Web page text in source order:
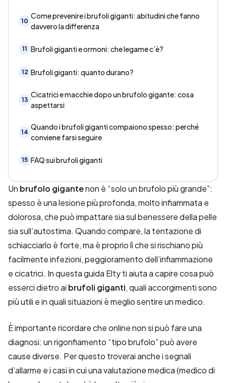
10
Come prevenire i brufoli giganti: abitudini che fanno
davvero la differenza
11 Brufoli giganti e ormoni: che legame c’è?
12 Brufoli giganti: quanto durano?
13
Cicatrici e macchie dopo un brufolo gigante: cosa
aspettarsi
14
Quando i brufoli giganti compaiono spesso: perché
conviene farsi seguire
15 FAQ sui brufoli giganti
Un brufolo gigantenon è “solo un brufolo più grande”:
spesso è una lesione più profonda, molto infiammata e
dolorosa, che può impattare sia sul benessere della pelle
sia sull’autostima. Quando compare, la tentazione di
schiacciarlo è forte, ma è proprio lì che si rischiano più
facilmente infezioni, peggioramento dell’infiammazione
e cicatrici. In questa guida Elty ti aiuta a capire cosa può
esserci dietro ai brufoli giganti, quali accorgimenti sono
più utili e in quali situazioni è meglio sentire un medico.
È importante ricordare che online non si può fare una
diagnosi: un rigonfiamento “tipo brufolo” può avere
cause diverse. Per questo troverai anche i segnali
d’allarme e i casi in cui una valutazione medica (medico di